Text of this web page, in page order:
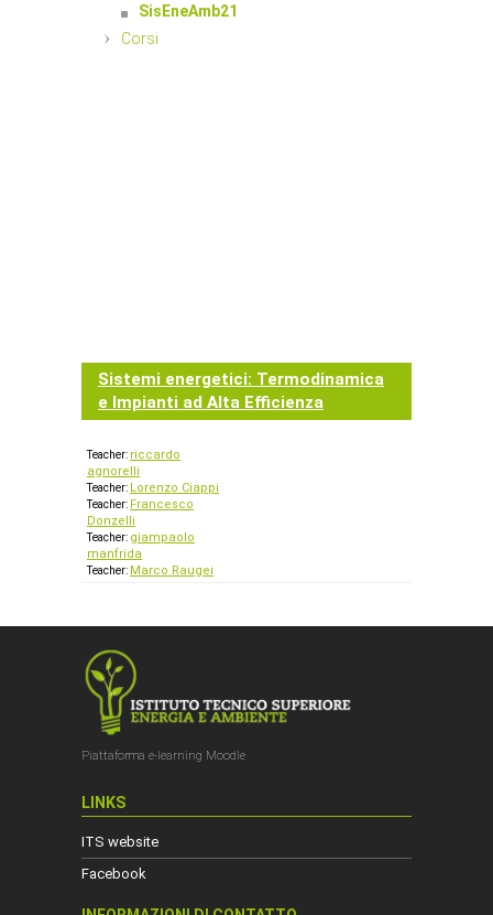
SisEneAmb21
Corsi
Sistemi energetici: Termodinamica
e Impianti ad Alta Efficienza
Teacher: riccardo
agnorelli
Teacher: Lorenzo Ciappi
Teacher: Francesco
Donzelli
Teacher: giampaolo
manfrida
Teacher: Marco Raugei
Piattaforma e-learning Moodle
LINKS
ITS website
Facebook